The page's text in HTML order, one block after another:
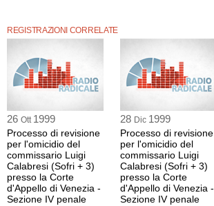
REGISTRAZIONI CORRELATE
26 Ott 1999
Processo di revisione
per l'omicidio del
commissario Luigi
Calabresi (Sofri + 3)
presso la Corte
d'Appello di Venezia -
Sezione IV penale
28 Dic 1999
Processo di revisione
per l'omicidio del
commissario Luigi
Calabresi (Sofri + 3)
presso la Corte
d'Appello di Venezia -
Sezione IV penale